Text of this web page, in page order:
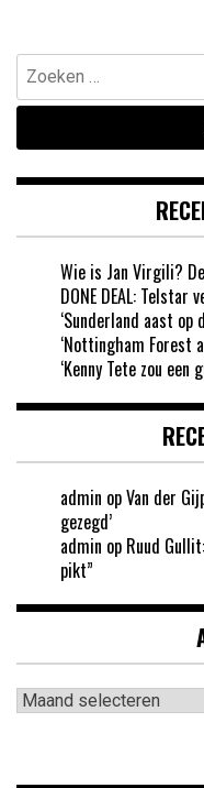
Zoeken
naar:
Wie is Jan Virgili?
DONE DEAL:
‘Sunderland aast op
‘Nottingham Forest
‘Kenny Tete zou een
admin opVan der
gezegd’
admin op Ruud
pikt”
Archieven